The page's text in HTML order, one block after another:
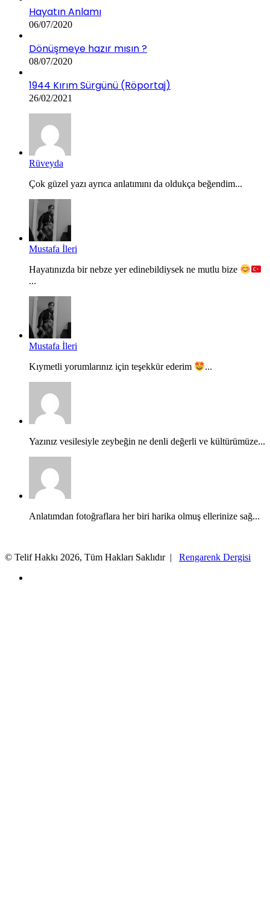
Hayatın Anlamı
06/07/2020
Dönüşmeye hazır mısın ?
08/07/2020
1944 Kırım Sürgünü (Röportaj)
26/02/2021
Rüveyda
Çok güzel yazı ayrıca anlatımını da oldukça beğendim...
Mustafa İleri
Hayatınızda bir nebze yer edinebildiysek ne mutlu bize
...
Mustafa İleri
Kıymetli yorumlarınız için teşekkür ederim ...
Yazınız vesilesiyle zeybeğin ne denli değerli ve kültürümüze...
Anlatımdan fotoğraflara her biri harika olmuş ellerinize sağ...
© Telif Hakkı 2026, Tüm Hakları Saklıdır | Rengarenk Dergisi